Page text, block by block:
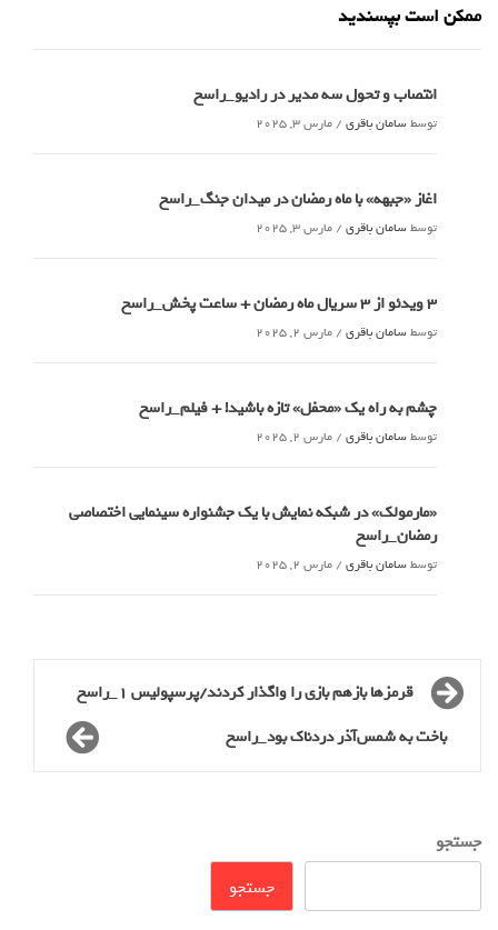
ممکن است بپسندید
انتصاب و تحول سه مدیر در رادیو_راسخ
توسطسامان باقری / مارس 3, 2025
اغاز «جبهه» با ماه رمضان در میدان جنگ_راسخ
توسطسامان باقری / مارس 3, 2025
3 ویدئو از 3 سریال ماه رمضان + ساعت پخش_راسخ
توسطسامان باقری / مارس 2, 2025
چشم به راه یک «محفل» تازه باشید! + فیلم_راسخ
توسطسامان باقری / مارس 2, 2025
«مارمولک» در شبکه نمایش با یک جشنواره سینمایی اختصاصی
رمضان_راسخ
توسطسامان باقری / مارس 2, 2025
قرمزها بازهم بازی را واگذار کردند/پرسپولیس ۱_راسخ
باخت به شمس‌آذر دردناک بود_راسخ
جستجو
جستجو